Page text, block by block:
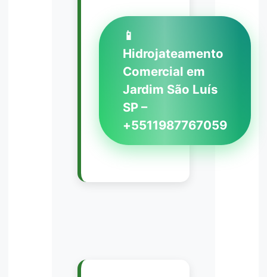
📱
Hidrojateamento
Comercial em
Jardim São Luís
SP –
+5511987767059